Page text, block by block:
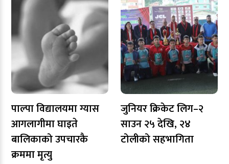
पाल्पा विद्यालयमा ग्यास
आगलागीमा घाइते
बालिकाको उपचारकै
क्रममा मृत्यु
जुनियर क्रिकेट लिग–२
साउन २५ देखि, २४
टोलीको सहभागिता